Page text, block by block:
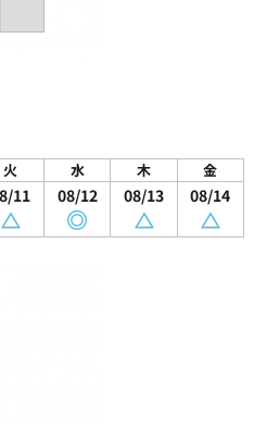
火
11
水
08/12
木
08/13
金
08/14